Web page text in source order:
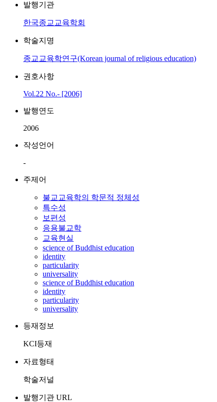
발행기관
한국종교교육학회
학술지명
종교교육학연구(Korean journal of religious education)
권호사항
Vol.22 No.- [2006]
발행연도
2006
작성언어
-
주제어
불교교육학의 학문적 정체성
특수성
보편성
응용불교학
교육현실
science of Buddhist education
identity
particularity
universality
science of Buddhist education
identity
particularity
universality
등재정보
KCI등재
자료형태
학술저널
발행기관 URL